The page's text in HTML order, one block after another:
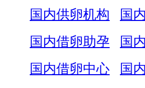
国内供卵机构
国
国内借卵助孕
国
国内借卵中心
国